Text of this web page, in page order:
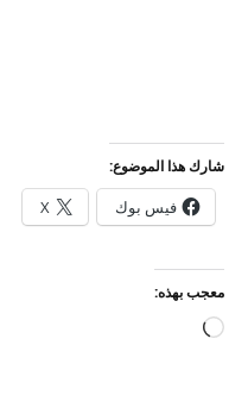
شارك هذا الموضوع:
فيس بوك X
معجب بهذه:
جاري